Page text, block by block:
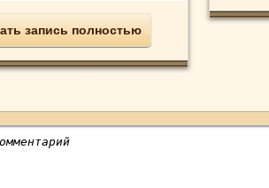
запись полностью